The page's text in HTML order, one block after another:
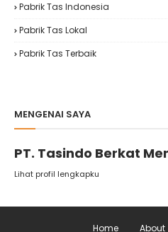
Pabrik Tas Indonesia
Pabrik Tas Lokal
Pabrik Tas Terbaik
MENGENAI SAYA
PT. Tasindo Berkat
Lihat profil lengkapku
Home About